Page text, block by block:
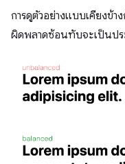
การดูตัวอย่างแบบเคียงข้
ผิดพลาดซ้อนทับจะเป็นป